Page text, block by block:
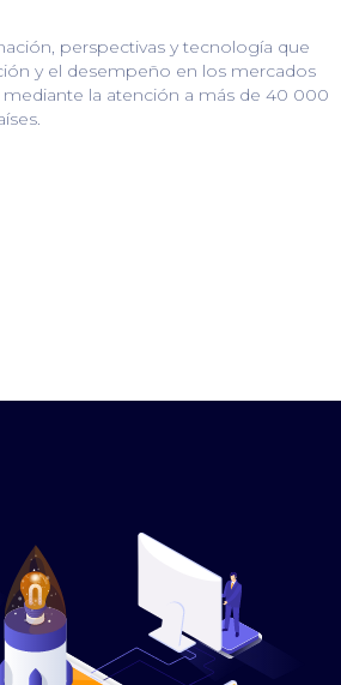
perspectivas y tecnología que
y el desempeño en los mercados
la atención a más de 40 000